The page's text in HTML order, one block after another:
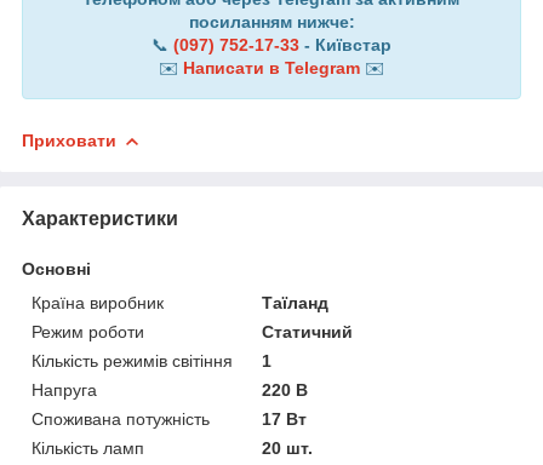
посиланням нижче:
📞 (097) 752-17-33 - Київстар
✉️ Написати в Telegram ✉️
Приховати
Характеристики
Основні
Країна виробник
Таїланд
Режим роботи
Статичний
Кількість режимів світіння
1
Напруга
220 В
Споживана потужність
17 Вт
Кількість ламп
20 шт.